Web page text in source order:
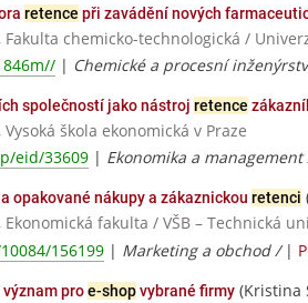
retence při zavádění nových
Fakulta chemicko-technologická /
| Chemické a procesní
společností jako nástroj retence
škola ekonomická v Praze
eid/33609 | Ekonomika a
opakované nákupy a zákaznickou retenci
fakulta / VŠB – Technická
156199 | Marketing a obchod / |
proe-shopvybrané firmy (Kristina